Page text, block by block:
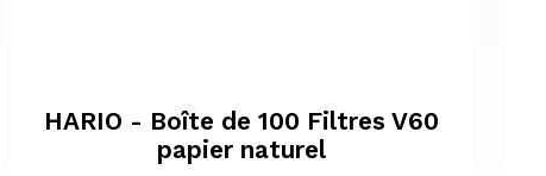
Aperçu rapide
HARIO - Boîte de 100 Filtres V60
papier naturel